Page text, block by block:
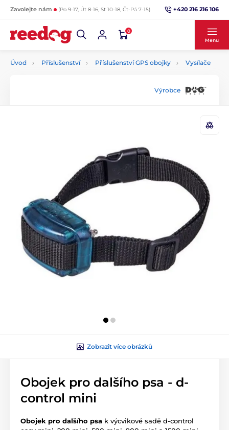
Zavolejte nám (Po 9-17, Út 8-16, St 10-18, Čt-Pá 7-15) +420 216 216 106
0
Menu
Úvod Příslušenství Příslušenství GPS obojky Vysílače
Výrobce
Zobrazit více obrázků
Obojek pro dalšího psa ‑ d-
control mini
Obojek pro dalšího psa k výcvikové sadě d-control